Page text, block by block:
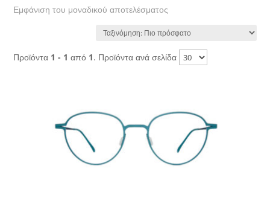
Εμφάνιση του μοναδικού αποτελέσματος
Προϊόντα 1 - 1 από 1. Προϊόντα ανά σελίδα